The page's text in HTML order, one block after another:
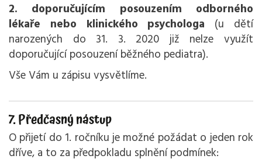
2. doporučujícím posouzením odborného
lékaře nebo klinického psychologa (u dětí
narozených do 31. 3. 2020 již nelze využít
doporučující posouzení běžného pediatra).
Vše Vám u zápisu vysvětlíme.
7. Předčasný nástup
O přijetí do 1. ročníku je možné požádat o jeden rok
dříve, a to za předpokladu splnění podmínek: